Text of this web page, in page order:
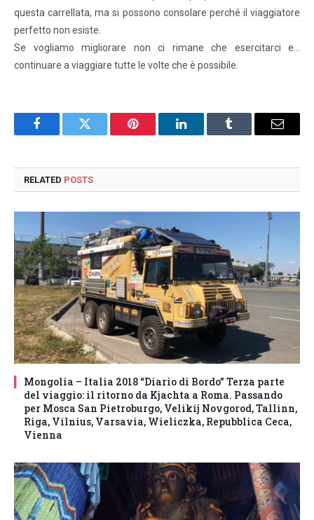
questa carrellata, ma si possono consolare perché il viaggiatore
perfetto non esiste.
Se vogliamo migliorare non ci rimane che esercitarci e…
continuare a viaggiare tutte le volte che è possibile.
FacebookTwitter Pinterest LinkedInTumblr Email
RELATED POSTS
Mongolia – Italia 2018 “Diario di Bordo” Terza parte
del viaggio: il ritorno da Kjachta a Roma. Passando
per Mosca San Pietroburgo, Velikij Novgorod, Tallinn,
Riga, Vilnius, Varsavia, Wieliczka, Repubblica Ceca,
Vienna